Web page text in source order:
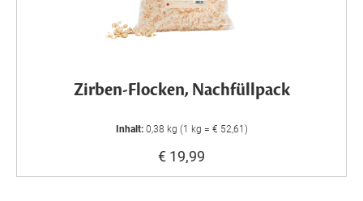
Zirben-Flocken, Nachfüllpack
Inhalt: 0,38 kg (1 kg = € 52,61)
€ 19,99